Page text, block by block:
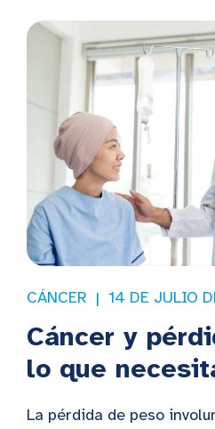
CÁNCER 14 DE JULIO
Cáncer y
lo que
La pérdida de peso